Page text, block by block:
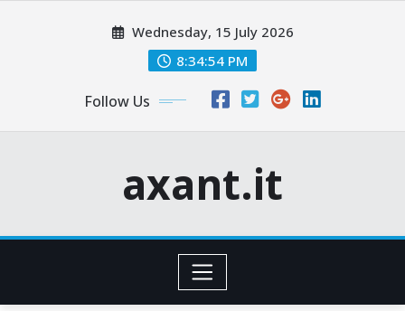
Wednesday, 15 July 2026
8:34:55 PM
Follow Us
axant.it